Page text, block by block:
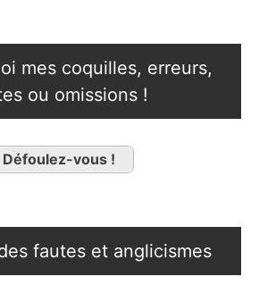
mes coquilles, erreurs,
ou omissions !
Défoulez-vous !
fautes et anglicismes